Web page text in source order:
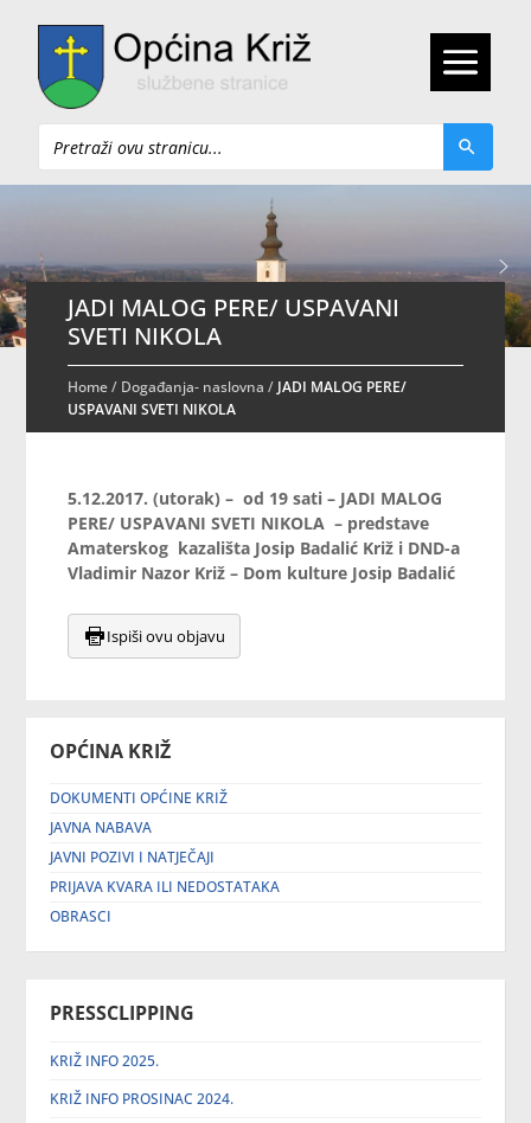
Pretraži
OPĆINA KRIŽ
DOKUMENTI OPĆINE KRIŽ
JAVNA NABAVA
JAVNI POZIVI I NATJEČAJI
PRIJAVA KVARA ILI NEDOSTATAKA
OBRASCI
PRESSCLIPPING
KRIŽ INFO 2025.
KRIŽ INFO PROSINAC 2024.
JADI MALOG PERE/ USPAVANI
SVETI NIKOLA
Home/ Događanja- naslovna / JADI MALOG PERE/
USPAVANI SVETI NIKOLA
5.12.2017. (utorak) – od 19 sati – JADI MALOG
PERE/ USPAVANI SVETI NIKOLA – predstave
Amaterskog kazališta Josip Badalić Križ i DND-a
Vladimir Nazor Križ – Dom kulture Josip Badalić
Ispiši ovu objavu